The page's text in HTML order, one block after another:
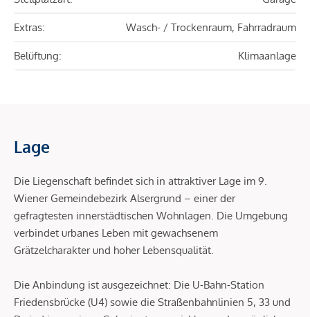
Extras: Wasch- / Trockenraum, Fahrradraum
Belüftung: Klimaanlage
Lage
Die Liegenschaft befindet sich in attraktiver Lage im 9.
Wiener Gemeindebezirk Alsergrund – einer der
gefragtesten innerstädtischen Wohnlagen. Die Umgebung
verbindet urbanes Leben mit gewachsenem
Grätzelcharakter und hoher Lebensqualität.
Die Anbindung ist ausgezeichnet: Die U-Bahn-Station
Friedensbrücke (U4) sowie die Straßenbahnlinien 5, 33 und